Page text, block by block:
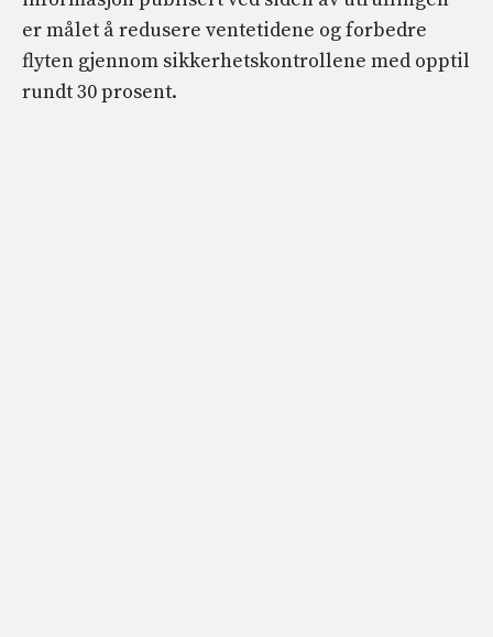
er målet å redusere ventetidene og forbedre
flyten gjennom sikkerhetskontrollene med opptil
rundt 30 prosent.